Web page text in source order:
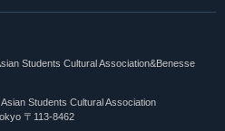
Students Cultural Association&Benesse
Students Cultural Association
〒113-8462